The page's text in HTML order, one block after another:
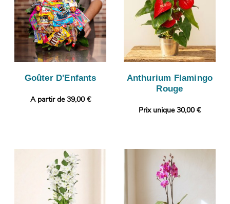
Goûter D'Enfants
A partir de 39,00 €
Anthurium Flamingo
Rouge
Prix unique 30,00 €